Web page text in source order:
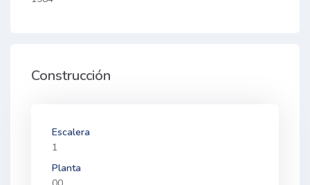
Construcción
Escalera
1
Planta